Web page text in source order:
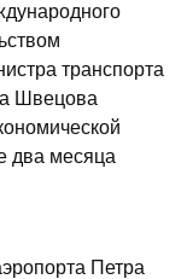
транспорта
Швецова
два месяца
Петра